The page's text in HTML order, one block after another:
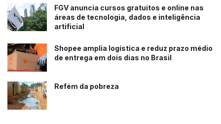
FGV anuncia cursos gratuitos e online nas
áreas de tecnologia, dados e inteligência
artificial
Shopee amplia logística e reduz prazo médio
de entrega em dois dias no Brasil
Refém da pobreza